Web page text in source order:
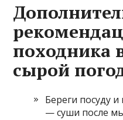
походника
сырой
Береги посуду
— суши после